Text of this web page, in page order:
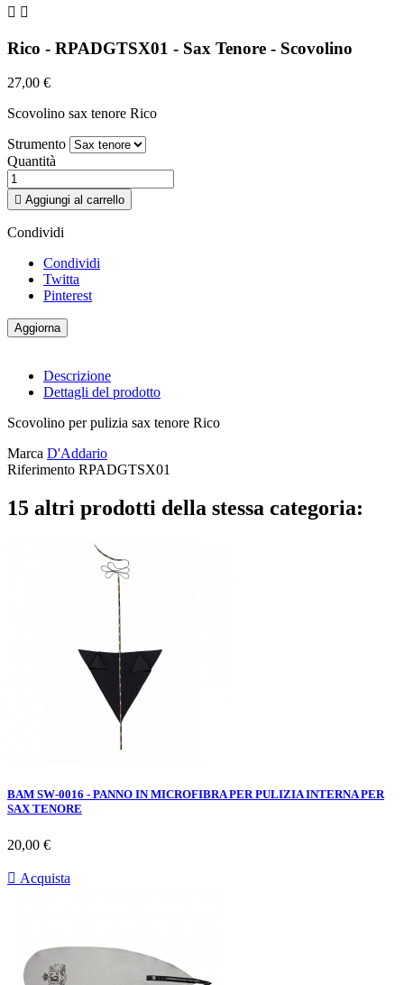
 
Rico - RPADGTSX01 - Sax Tenore - Scovolino
27,00 €
Scovolino sax tenore Rico
Strumento
Quantità
 Aggiungi al carrello
Condividi
Condividi
Twitta
Pinterest
Descrizione
Dettagli del prodotto
Scovolino per pulizia sax tenore Rico
Marca D'Addario
Riferimento RPADGTSX01
15 altri prodotti della stessa categoria:
BAM SW-0016 - PANNO IN MICROFIBRA PER PULIZIA INTERNA PER
SAX TENORE
Prezzo
20,00 €
 Acquista